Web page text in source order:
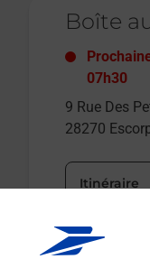
Boîte
07h30
9 Rue Des
28270
Itinéraire